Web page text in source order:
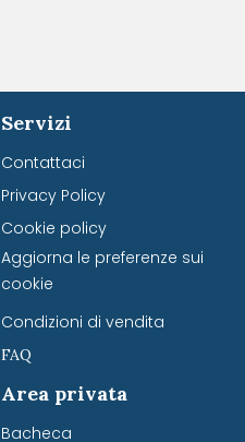
Servizi
Contattaci
Privacy Policy
Cookie policy
Aggiorna le preferenze sui
cookie
Condizioni di vendita
FAQ
Area privata
Bacheca